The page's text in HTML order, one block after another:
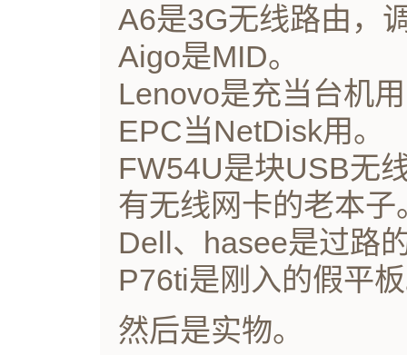
A6是3G无线路由，
Aigo是MID。
Lenovo是充当台机
EPC当NetDisk用。
FW54U是块USB无
有无线网卡的老本子
Dell、hasee是过路
P76ti是刚入的假平
然后是实物。